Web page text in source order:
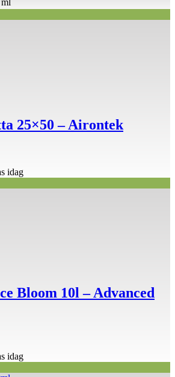
25×50 – Airontek
idag
Bloom 10l – Advanced
idag